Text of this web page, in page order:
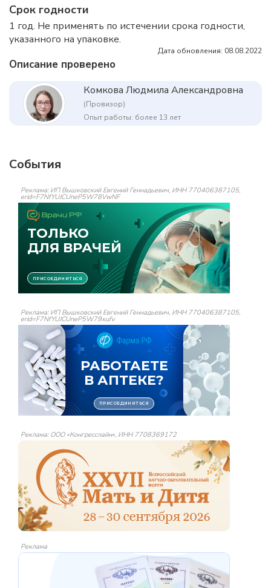
Срок годности
1 год. Не применять по истечении срока годности,
указанного на упаковке.
Дата обновления: 08.08.2022
Описание проверено
Комкова Людмила Александровна
(Провизор)
Опыт работы: более 13 лет
События
Реклама: ИП Вышковский Евгений Геннадьевич, ИНН 770406387105,
erid=F7NfYUJCUneP5W78VwNF
Реклама: ИП Вышковский Евгений Геннадьевич, ИНН 770406387105,
erid=F7NfYUJCUneP5W79xufv
Реклама: ООО «Конгресслайн», ИНН 7708369172
Реклама